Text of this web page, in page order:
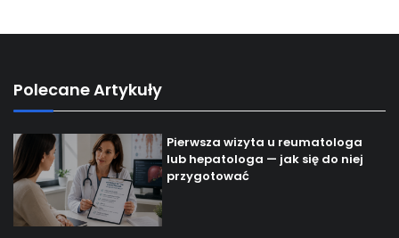
Polecane Artykuły
Pierwsza wizyta u reumatologa
lub hepatologa — jak się do niej
przygotować